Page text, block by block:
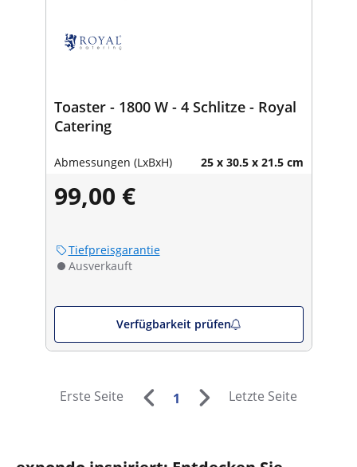
Toaster - 1800 W - 4 Schlitze - Royal
Catering
Abmessungen (LxBxH) 25 x 30.5 x 21.5 cm
99,00 €
Tiefpreisgarantie
Ausverkauft
Verfügbarkeit prüfen
Erste Seite 1 Letzte Seite